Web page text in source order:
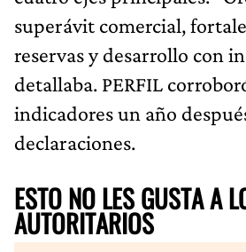
superávit comercial,
reservas y desarrollo con
detallaba. PERFIL
indicadores un año
declaraciones.
ESTO NO LES GUSTA A
AUTORITARIOS